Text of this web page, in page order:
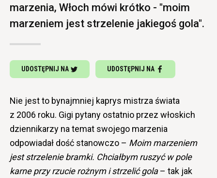
marzenia, Włoch mówi krótko - "moim
marzeniem jest strzelenie jakiegoś gola".
UDOSTĘPNIJ NA UDOSTĘPNIJ NA
Nie jest to bynajmniej kaprys mistrza świata
z 2006 roku. Gigi pytany ostatnio przez włoskich
dziennikarzy na temat swojego marzenia
odpowiadał dość stanowczo – Moim marzeniem
jest strzelenie bramki. Chciałbym ruszyć w pole
karne przy rzucie rożnym i strzelić gola– tak jak